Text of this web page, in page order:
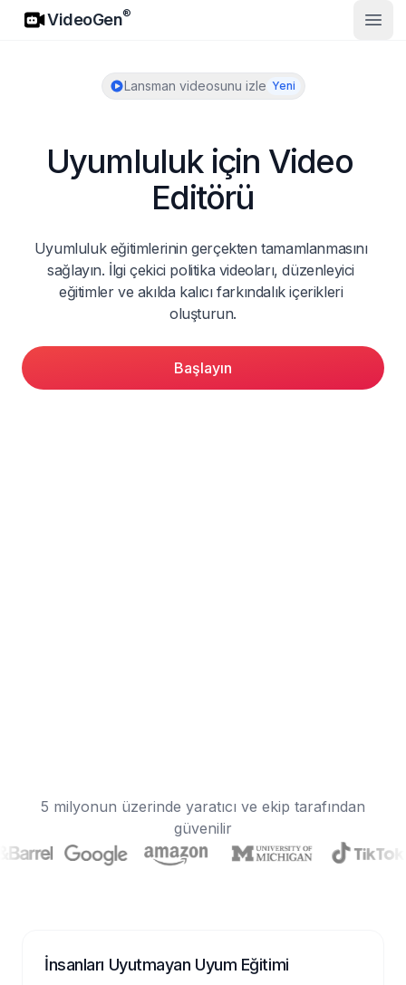
VideoGen
VideoGen®
Ana
Lansman videosunu izle Yeni
Uyumluluk için Video
Editörü
Uyumluluk eğitimlerinin gerçekten tamamlanmasını
sağlayın. İlgi çekici politika videoları, düzenleyici
eğitimler ve akılda kalıcı farkındalık içerikleri
oluşturun.
Başlayın
5 milyonun üzerinde yaratıcı ve ekip tarafından
güvenilir
İnsanları Uyutmayan Uyum Eğitimi